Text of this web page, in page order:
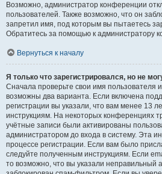
Возможно, администратор конференции
пользователей. Также возможно, что он
запретил имя, под которым вы пытаетесь
Обратитесь за помощью к администратору
Вернуться к началу
Я только что зарегистрировался, но не
Сначала проверьте свои имя пользователя
возможны два варианта. Если включена
регистрации вы указали, что вам менее 13
инструкциям. На некоторых конференциях
учётные записи были активированы
администратором до входа в систему. Эта
процессе регистрации. Если вам было
следуйте полученным инструкциям. Если
то возможно, что вы указали неправильный